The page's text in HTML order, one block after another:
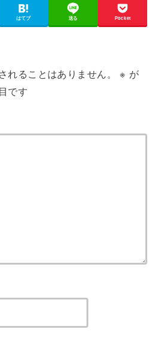
はてブ 送る Pocket
れることはありません。 ※ が
です